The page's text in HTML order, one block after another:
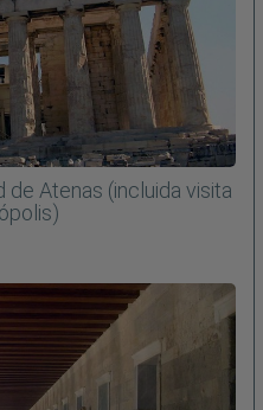
de Atenas (incluida visita